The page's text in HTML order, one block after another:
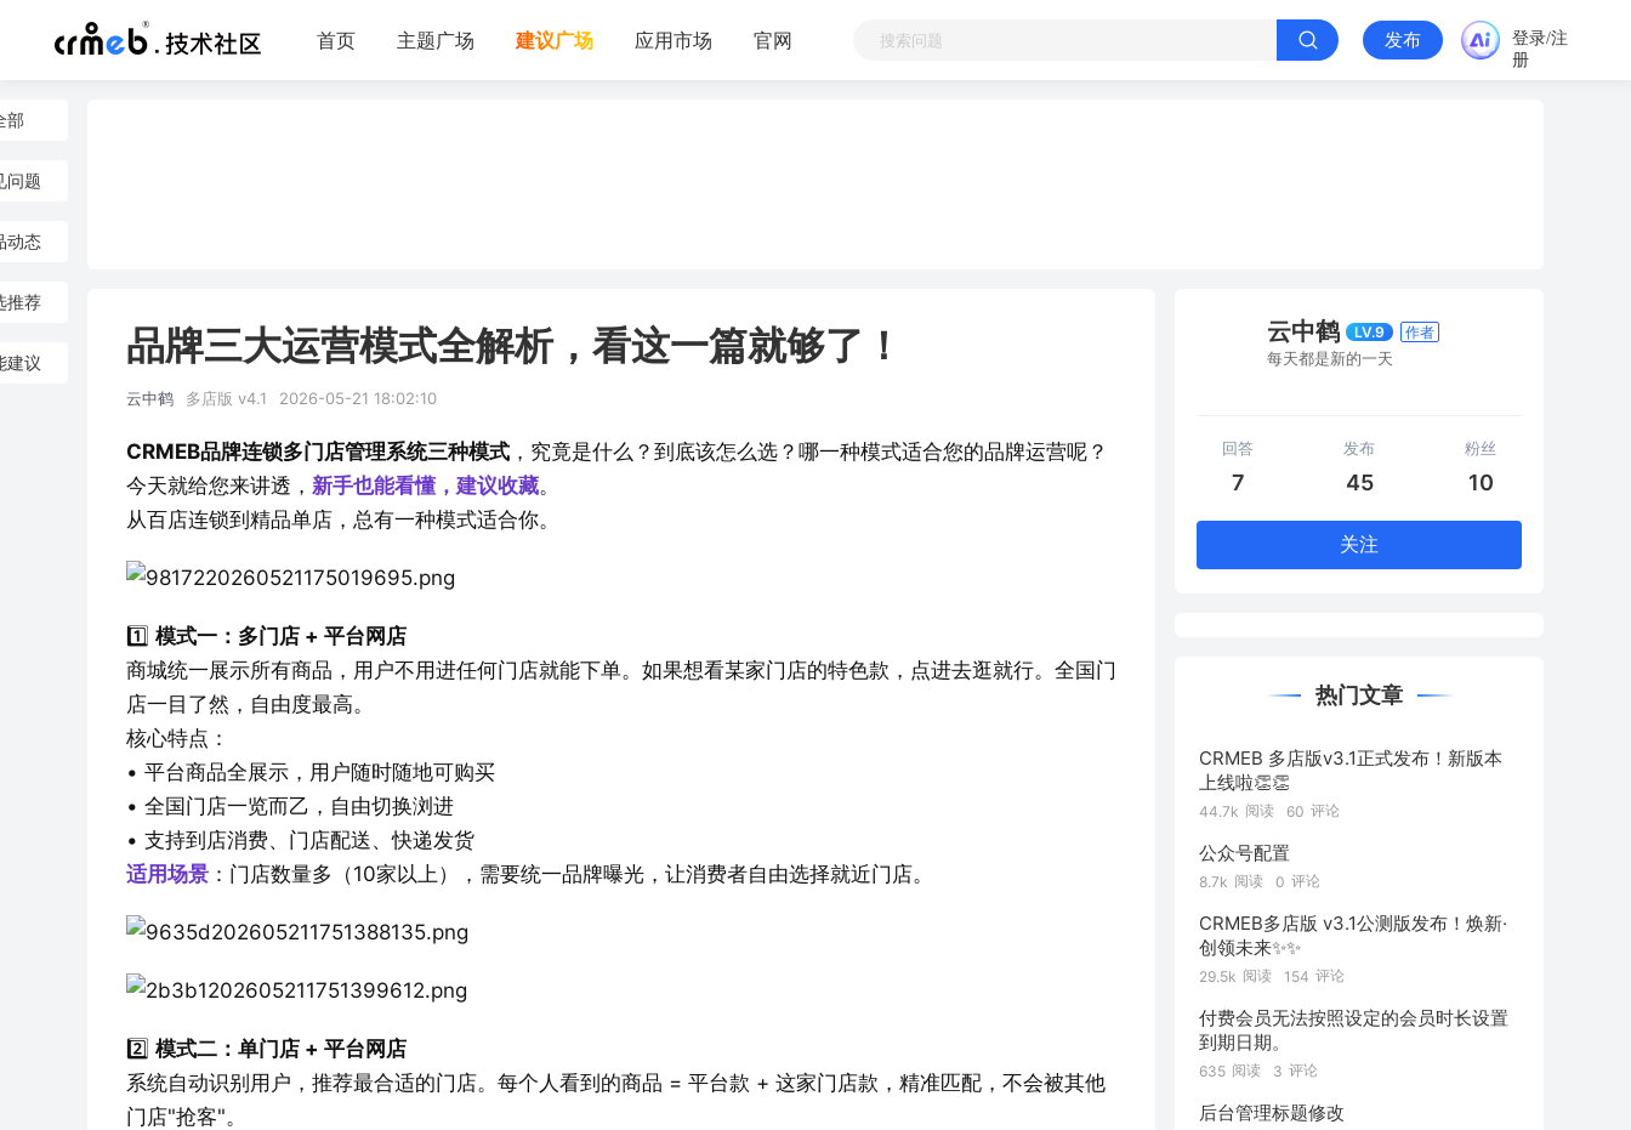
首页 主题广场 建议广场 应用市场 官网 发布
登录/注
册
部
问题
动态
推荐
建议 品牌三大运营模式全解析，看这一篇就够了！
云中鹤 多店版 v4.1 2026-05-21 18:02:10
CRMEB品牌连锁多门店管理系统三种模式 ，究竟是什么？到底该怎么选？哪一种模式适合您的品牌运营呢？
今天就给您来讲透， 新手也能看懂，建议收藏。
从百店连锁到精品单店，总有一种模式适合你。
1️⃣ 模式一：多门店 + 平台网店
商城统一展示所有商品，用户不用进任何门店就能下单。如果想看某家门店的特色款，点进去逛就行。全国门
店一目了然，自由度最高。
核心特点：
• 平台商品全展示，用户随时随地可购买
• 全国门店一览而乙，自由切换浏进
• 支持到店消费、门店配送、快递发货
适用场景 ：门店数量多（10家以上），需要统一品牌曝光，让消费者自由选择就近门店。
2️⃣ 模式二：单门店 + 平台网店
系统自动识别用户，推荐最合适的门店。每个人看到的商品 = 平台款 + 这家门店款，精准匹配，不会被其他
门店"抢客"。
云中鹤 LV.9 作者
每天都是新的一天
回答
7
发布
45
粉丝
10
关注
热门文章
CRMEB 多店版v3.1正式发布！新版本
上线啦👏👏
44.7k 阅读 60 评论
公众号配置
8.7k 阅读 0 评论
CRMEB多店版 v3.1公测版发布！焕新·
创领未来✨️✨️
29.5k 阅读 154 评论
付费会员无法按照设定的会员时长设置
到期日期。
635 阅读 3 评论
后台管理标题修改